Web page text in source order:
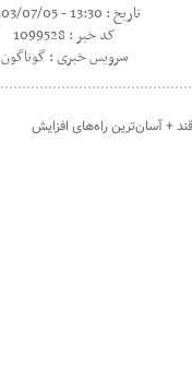
تاریخ : 13:30 - 1403/07/05
کد خبر : 1099528
سرویس خبری : گوناگون